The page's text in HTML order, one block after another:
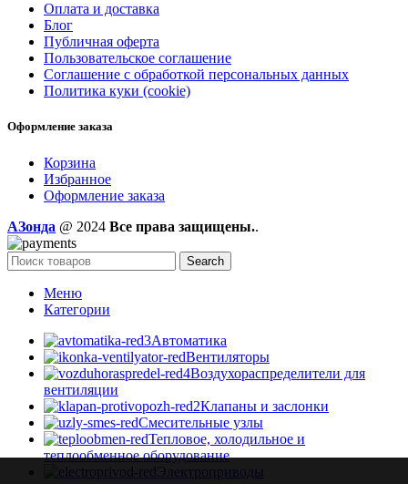
Оплата и доставка
Блог
Публичная оферта
Пользовательское соглашение
Соглашение с обработкой персональных данных
Политика куки (cookie)
Оформление заказа
Корзина
Избранное
Оформление заказа
AЗонда @ 2024 Все права защищены..
Search
Меню
Категории
Автоматика
Вентиляторы
Воздухораспределители для
вентиляции
Клапаны и заслонки
Смесительные узлы
Тепловое, холодильное и
теплообменное оборудование
Электроприводы